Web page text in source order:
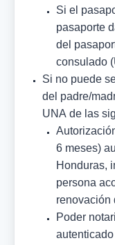
Si el
pasaporte
del
consulado
Si no puede
del padre/
UNA de las
6 meses)
Honduras,
persona
renovación
Poder